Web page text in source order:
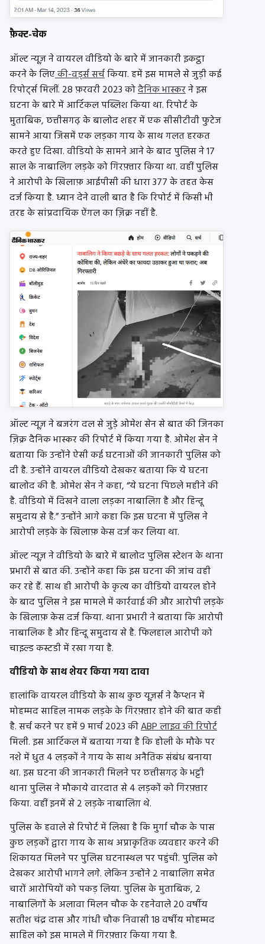
फ़ैक्ट-चेक
ऑल्ट न्यूज़ ने वायरल वीडियो के बारे में जानकारी इकट्ठा
करने के लिएकी-वर्ड्स सर्चकिया. हमें इस मामले से जुड़ी कई
रिपोर्ट्स मिलीं. 28 फ़रवरी 2023 कोदैनिक भास्करने इस
घटना के बारे में आर्टिकल पब्लिश किया था. रिपोर्ट के
मुताबिक, छत्तीसगढ़ के बालोद शहर में एक सीसीटीवी फुटेज
सामने आया जिसमें एक लड़का गाय के साथ गलत हरकत
करते हुए दिखा. वीडियो के सामने आने के बाद पुलिस ने 17
साल के नाबालिग लड़के को गिरफ़्तार किया था. वहीं पुलिस
ने आरोपी के खिलाफ़ आईपीसी की धारा 377 के तहत केस
दर्ज किया है. ध्यान देने वाली बात है कि रिपोर्ट में किसी भी
तरह के सांप्रदायिक ऐंगल का ज़िक्र नहीं है.
ऑल्ट न्यूज़ ने बजरंग दल से जुड़े ओमेश सेन से बात की जिनका
ज़िक्र दैनिक भास्कर की रिपोर्ट में किया गया है. ओमेश सेन ने
बताया कि उन्होंने ऐसी कई घटनाओं की जानकारी पुलिस को
दी है. उन्होंने वायरल वीडियो देखकर बताया कि ये घटना
बालोद की है. ओमेश सेन ने कहा, “ये घटना पिछले महीने की
है. वीडियो में दिखने वाला लड़का नाबालिग़ है और हिन्दू
समुदाय से है.” उन्होंने आगे कहा कि इस घटना में पुलिस ने
आरोपी लड़के के खिलाफ़ केस दर्ज कर लिया था.
ऑल्ट न्यूज़ ने वीडियो के बारे में बालोद पुलिस स्टेशन के थाना
प्रभारी से बात की. उन्होंने कहा कि इस घटना की जांच वही
कर रहे हैं. साथ ही आरोपी के कृत्य का वीडियो वायरल होने
के बाद पुलिस ने इस मामले में कार्रवाई की और आरोपी लड़के
के खिलाफ़ केस दर्ज किया. थाना प्रभारी ने बताया कि आरोपी
नाबालिक है और हिन्दू समुदाय से है. फिलहाल आरोपी को
चाइल्ड कस्टडी में रखा गया है.
वीडियो के साथ शेयर किया गया दावा
हालांकि वायरल वीडियो के साथ कुछ यूज़र्स ने कैप्शन में
मोहम्मद साहिल नामक लड़के के गिरफ़्तार होने की बात कही
है. सर्च करने पर हमें 9 मार्च 2023 कीABP लाइव की रिपोर्ट
मिली. इस आर्टिकल में बताया गया है कि होली के मौके पर
नशे में धुत 4 लड़कों ने गाय के साथ अनैतिक संबंध बनाया
था. इस घटना की जानकारी मिलने पर छत्तीसगढ़ के भट्टी
थाना पुलिस ने मौकाये वारदात से 4 लड़कों को गिरफ़्तार
किया. वहीं इनमें से 2 लड़के नाबालिग़ थे.
पुलिस के हवाले से रिपोर्ट में लिखा है कि मुर्गा चौक के पास
कुछ लड़कों द्वारा गाय के साथ अप्राकृतिक व्यवहार करने की
शिकायत मिलने पर पुलिस घटनास्थल पर पहुंची. पुलिस को
देखकर आरोपी भागने लगे. लेकिन उन्होंने 2 नाबालिग़ समेत
चारों आरोपियों को पकड़ लिया. पुलिस के मुताबिक, 2
नाबालिगों के अलावा मिलन चौक के रहनेवाले 20 वर्षीय
सतीश चंद्र दास और गांधी चौक निवासी 18 वर्षीय मोहम्मद
साहिल को इस मामले में गिरफ़्तार किया गया है.